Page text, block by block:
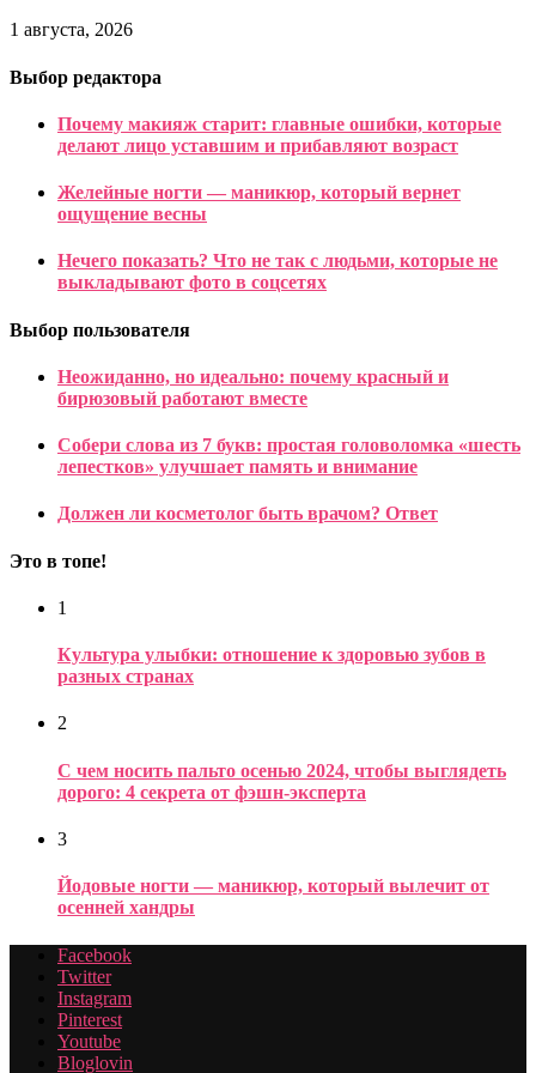
1 августа, 2026
Выбор редактора
Почему макияж старит: главные ошибки, которые
делают лицо уставшим и прибавляют возраст
Желейные ногти — маникюр, который вернет
ощущение весны
Нечего показать? Что не так с людьми, которые не
выкладывают фото в соцсетях
Выбор пользователя
Неожиданно, но идеально: почему красный и
бирюзовый работают вместе
Собери слова из 7 букв: простая головоломка «шесть
лепестков» улучшает память и внимание
Должен ли косметолог быть врачом? Ответ
Это в топе!
1
Культура улыбки: отношение к здоровью зубов в
разных странах
2
С чем носить пальто осенью 2024, чтобы выглядеть
дорого: 4 секрета от фэшн-эксперта
3
Йодовые ногти — маникюр, который вылечит от
осенней хандры
Facebook
Twitter
Instagram
Pinterest
Youtube
Bloglovin